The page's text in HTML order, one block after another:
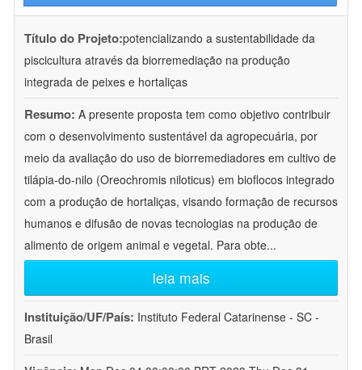
Título do Projeto:potencializando a sustentabilidade da
piscicultura através da biorremediação na produção
integrada de peixes e hortaliças
Resumo: A presente proposta tem como objetivo contribuir
com o desenvolvimento sustentável da agropecuária, por
meio da avaliação do uso de biorremediadores em cultivo de
tilápia-do-nilo (Oreochromis niloticus) em bioflocos integrado
com a produção de hortaliças, visando formação de recursos
humanos e difusão de novas tecnologias na produção de
alimento de origem animal e vegetal. Para obte...
leia mais
Instituição/UF/País: Instituto Federal Catarinense - SC -
Brasil